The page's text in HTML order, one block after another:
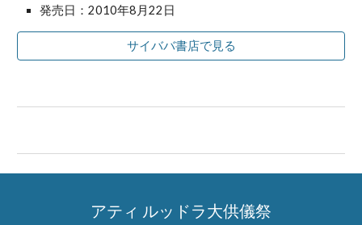
発売日：2010年8月22日
サイババ書店で見る
アティ ルッドラ大供儀祭